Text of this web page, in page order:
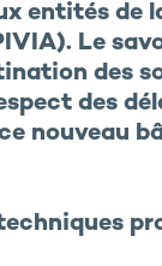
entités de
Le
des
des
nouveau